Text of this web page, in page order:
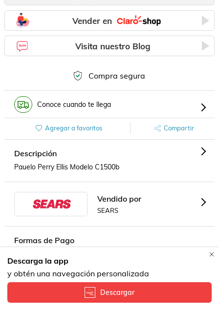
Vender en
Visita nuestro Blog
Compra segura
Conoce cuando te llega
Agregar a favoritos Compartir
Descripción
Pauelo Perry Ellis Modelo C1500b
Vendido por
SEARS
Formas de Pago
Descarga la app
y obtén una navegación personalizada
Descargar